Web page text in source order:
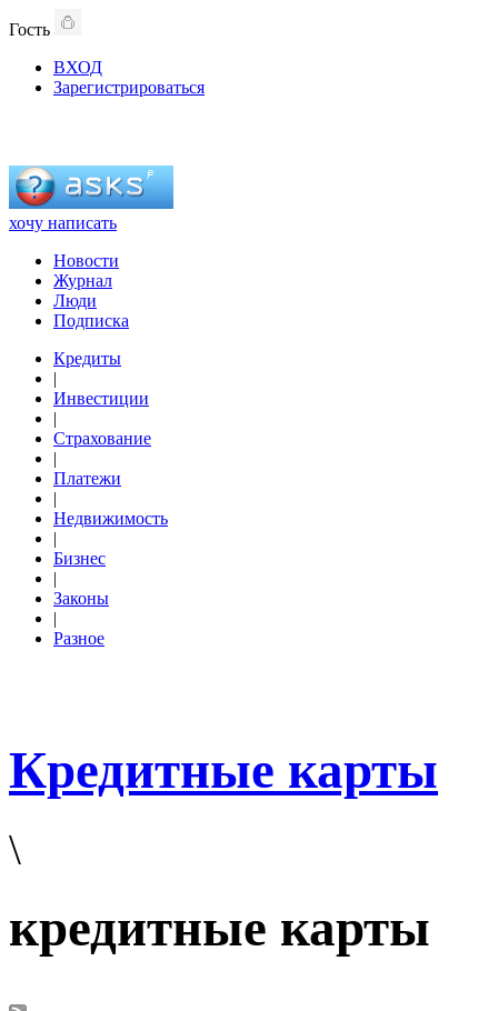
Гость
ВХОД
Зарегистрироваться
хочу написать
Новости
Журнал
Люди
Подписка
Кредиты
|
Инвестиции
|
Страхование
|
Платежи
|
Недвижимость
|
Бизнес
|
Законы
|
Разное
Кредитные карты
\
кредитные карты